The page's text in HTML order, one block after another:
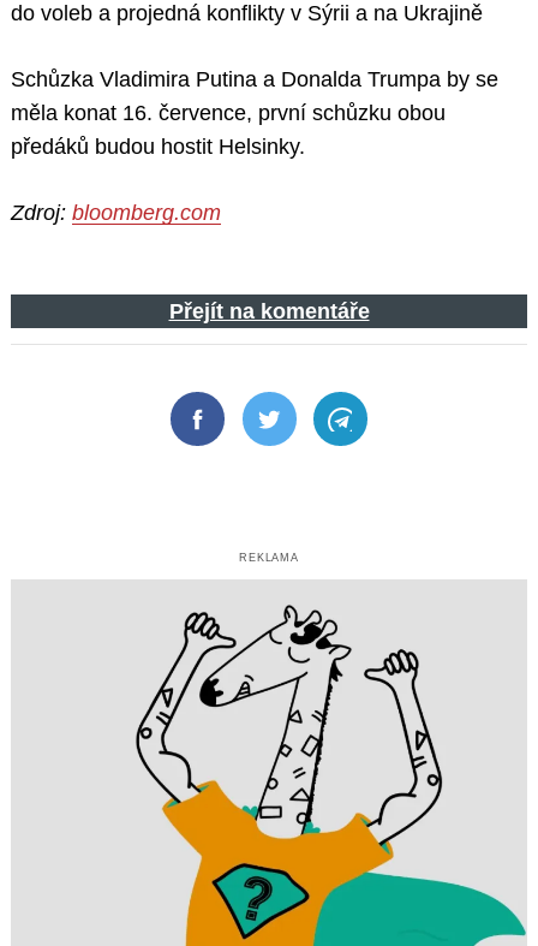
do voleb a projedná konflikty v Sýrii a na Ukrajině
Schůzka Vladimira Putina a Donalda Trumpa by se
měla konat 16. července, první schůzku obou
předáků budou hostit Helsinky.
Zdroj: bloomberg.com
Přejít na komentáře
FacebookTwitter Telegram
REKLAMA